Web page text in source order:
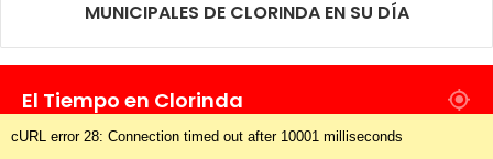
MUNICIPALES DE CLORINDA EN SU DÍA
El Tiempo en Clorinda
cURL error 28: Connection timed out after 10001 milliseconds